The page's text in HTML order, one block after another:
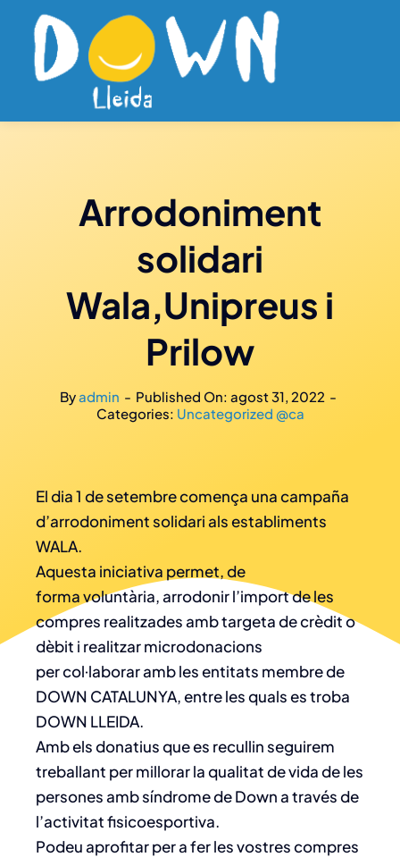
content
Arrodoniment
solidari
Wala,Unipreus i
Prilow
Byadmin - Published On: agost 31, 2022 -
Categories: Uncategorized @ca
El dia 1 de setembre comença una campaña
d’arrodoniment solidari als establiments
WALA.
Aquesta iniciativa permet, de
forma voluntària, arrodonir l’import de les
compres realitzades amb targeta de crèdit o
dèbit i realitzar microdonacions
per col·laborar amb les entitats membre de
DOWN CATALUNYA, entre les quals es troba
DOWN LLEIDA.
Amb els donatius que es recullin seguirem
treballant per millorar la qualitat de vida de les
persones amb síndrome de Down a través de
l’activitat fisicoesportiva.
Podeu aprofitar per a fer les vostres compres